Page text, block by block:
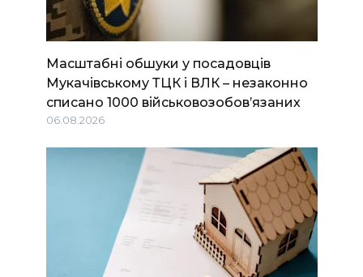
Масштабні обшуки у посадовців
Мукачівському ТЦК і ВЛК – незаконно
списано 1000 військовозобов’язаних
06.08.2026